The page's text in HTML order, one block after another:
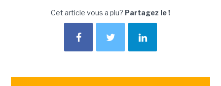
Cet article vous a plu? Partagez le !